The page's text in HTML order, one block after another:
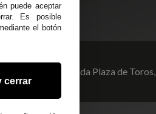
Avenida Plaza de Toros,
puede aceptar
Es posible
el botón
cerrar